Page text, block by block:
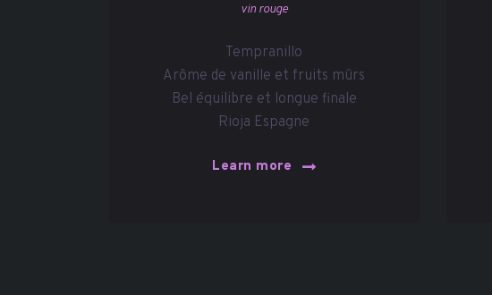
vin rouge
Tempranillo
Arôme de vanille et fruits mûrs
Bel équilibre et longue finale
Rioja Espagne
Learn more